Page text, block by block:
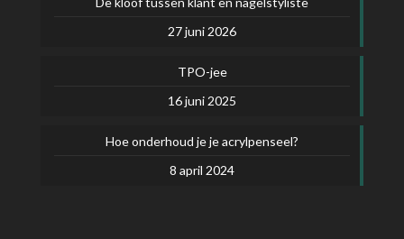
27 juni 2026
TPO-jee
16 juni 2025
Hoe onderhoud je je acrylpenseel?
8 april 2024